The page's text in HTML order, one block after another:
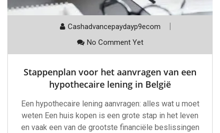
Cashadvancepaydayp9ecom
No Comment Yet
Stappenplan voor het aanvragen van een
hypothecaire lening in België
Een hypothecaire lening aanvragen: alles wat u moet
weten Een huis kopen is een grote stap in het leven
en vaak een van de grootste financiële beslissingen